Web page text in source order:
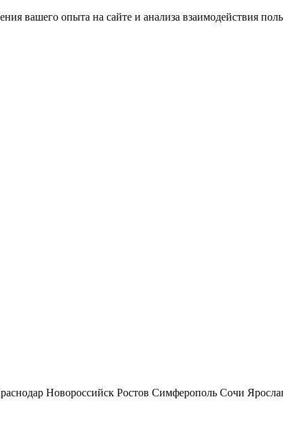
вашего опыта на сайте и анализа взаимодействия
Новороссийск Ростов Симферополь Сочи